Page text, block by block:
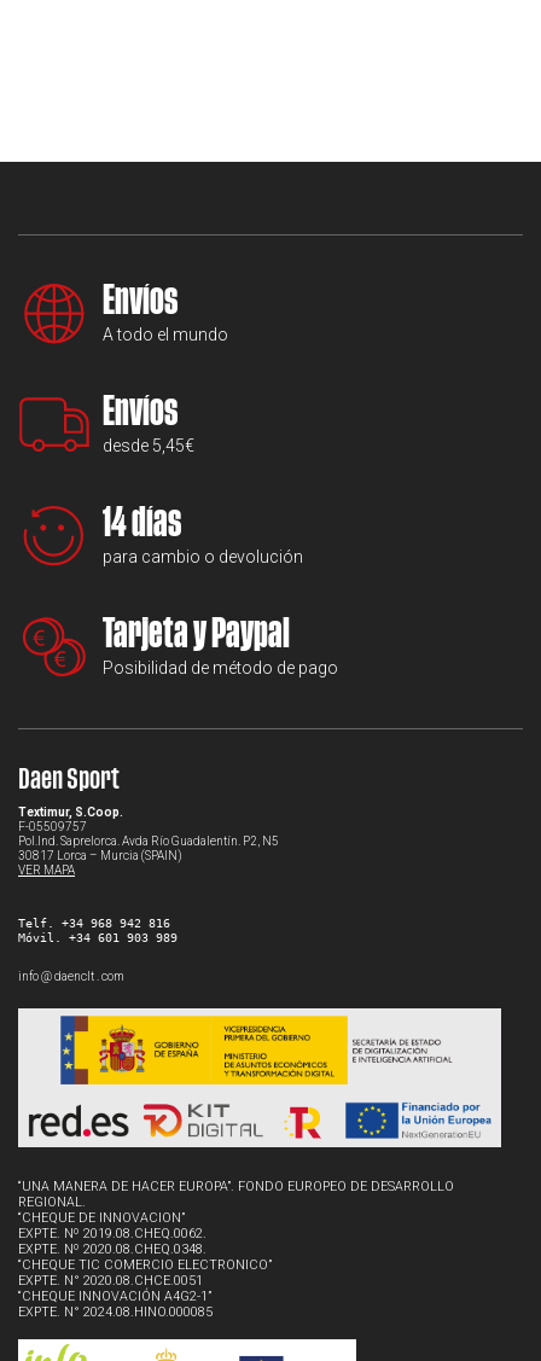
Envíos
A todo el mundo
Envíos
desde 5,45€
14 días
para cambio o devolución
Tarjeta y Paypal
Posibilidad de método de pago
Daen Sport
Textimur, S.Coop.
F-05509757
Pol.Ind. Saprelorca. Avda Río Guadalentín. P2, N5
30817 Lorca – Murcia (SPAIN)
VER MAPA
Telf. +34 968 942 816
Móvil. +34 601 903 989
info @ daenclt . com
“UNA MANERA DE HACER EUROPA”. FONDO EUROPEO DE DESARROLLO
REGIONAL.
“CHEQUE DE INNOVACION”
EXPTE. Nº 2019.08.CHEQ.0062.
EXPTE. Nº 2020.08.CHEQ.0348.
“CHEQUE TIC COMERCIO ELECTRONICO”
EXPTE. N° 2020.08.CHCE.0051
“CHEQUE INNOVACIÓN A4G2-1”
EXPTE. N° 2024.08.HINO.000085